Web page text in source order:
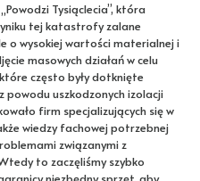
Tysiąclecia”, która
tej katastrofy zalane
o wysokiej wartości materialnej i
masowych działań w celu
często były dotknięte
powodu uszkodzonych izolacji
firm specjalizujących się w
wiedzy fachowej potrzebnej
związanymi z
to zaczęliśmy szybko